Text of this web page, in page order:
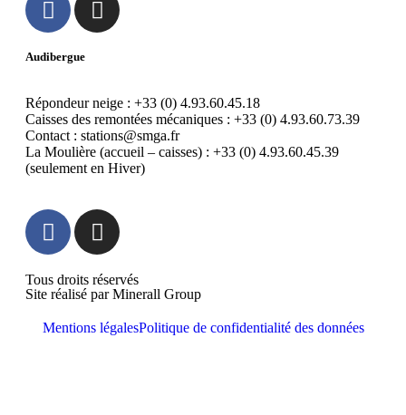
Audibergue
Répondeur neige : +33 (0) 4.93.60.45.18
Caisses des remontées mécaniques : +33 (0) 4.93.60.73.39
Contact : stations@smga.fr
La Moulière (accueil – caisses) : +33 (0) 4.93.60.45.39
(seulement en Hiver)
Tous droits réservés
Site réalisé parMinerall Group
Mentions légalesPolitique de confidentialité des données